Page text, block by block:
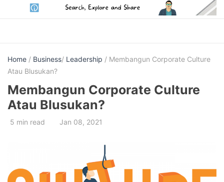
Home / Business/ Leadership / Membangun Corporate Culture
Atau Blusukan?
Membangun Corporate Culture
Atau Blusukan?
5 min read Jan 08, 2021